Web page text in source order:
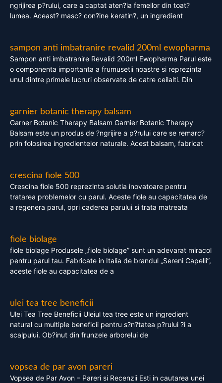
ngrijirea p?rului, care a captat aten?ia femeilor din toat?
lumea. Aceast? masc? con?ine keratin?, un ingredient
sampon anti imbatranire revalid 200ml ewopharma
Sampon anti imbatranire Revalid 200ml Ewopharma Parul este
o componenta importanta a frumusetii noastre si reprezinta
unul dintre primele lucruri observate de catre ceilalti. Din
garnier botanic therapy balsam
Garner Botanic Therapy Balsam Garnier Botanic Therapy
Balsam este un produs de ?ngrijire a p?rului care se remarc?
prin folosirea ingredientelor naturale. Acest balsam, fabricat
crescina fiole 500
Crescina fiole 500 reprezinta solutia inovatoare pentru
tratarea problemelor cu parul. Aceste fiole au capacitatea de
a regenera parul, opri caderea parului si trata matreata
fiole biolage
fiole biolage Produsele „fiole biolage” sunt un adevarat miracol
pentru parul tau. Fabricate in Italia de brandul „Sereni Capelli”,
aceste fiole au capacitatea de a
ulei tea tree beneficii
Ulei Tea Tree Beneficii Uleiul tea tree este un ingredient
natural cu multiple beneficii pentru s?n?tatea p?rului ?i a
scalpului. Ob?inut din frunzele arborelui de
vopsea de par avon pareri
Vopsea de Par Avon – Pareri si Recenzii Esti in cautarea unei